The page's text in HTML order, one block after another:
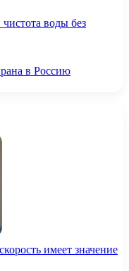
воды без
в Россию
имеет значение